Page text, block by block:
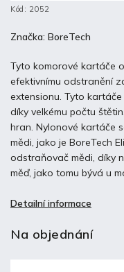
Kód: 2052
Tyto komorové kartáče
efektivnímu odstranění
extensionu. Tyto
díky velkému počtu
hran. Nylonové kartáče
mědi, jako je BoreTech
odstraňovač mědi, díky
měď, jako tomu bývá u
Detailní informace
Značka: BoreTech
Na objednání